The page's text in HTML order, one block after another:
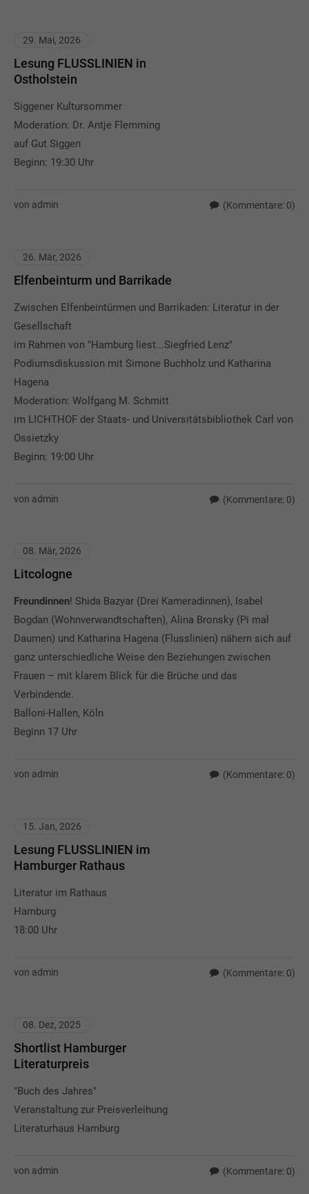
29. Mai, 2026
Lesung FLUSSLINIEN in
Ostholstein
Siggener Kultursommer
Moderation: Dr. Antje Flemming
auf Gut Siggen
Beginn: 19:30 Uhr
von admin (Kommentare: 0)
26. Mär, 2026
Elfenbeinturm und Barrikade
Zwischen Elfenbeintürmen und Barrikaden: Literatur in der
Gesellschaft
im Rahmen von "Hamburg liest...Siegfried Lenz"
Podiumsdiskussion mit Simone Buchholz und Katharina
Hagena
Moderation: Wolfgang M. Schmitt
im LICHTHOF der Staats- und Universitätsbibliothek Carl von
Ossietzky
Beginn: 19:00 Uhr
von admin (Kommentare: 0)
08. Mär, 2026
Litcologne
Freundinnen! Shida Bazyar (Drei Kameradinnen), Isabel
Bogdan (Wohnverwandtschaften), Alina Bronsky (Pi mal
Daumen) und Katharina Hagena (Flusslinien) nähern sich auf
ganz unterschiedliche Weise den Beziehungen zwischen
Frauen – mit klarem Blick für die Brüche und das
Verbindende.
Balloni-Hallen, Köln
Beginn 17 Uhr
von admin (Kommentare: 0)
15. Jan, 2026
Lesung FLUSSLINIEN im
Hamburger Rathaus
Literatur im Rathaus
Hamburg
18:00 Uhr
von admin (Kommentare: 0)
08. Dez, 2025
Shortlist Hamburger
Literaturpreis
"Buch des Jahres"
Veranstaltung zur Preisverleihung
Literaturhaus Hamburg
von admin (Kommentare: 0)